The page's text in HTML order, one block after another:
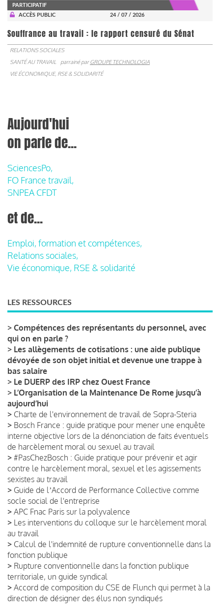
PARTICIPATIF
ACCÈS PUBLIC
24 / 07 / 2026
Souffrance au travail : le rapport censuré du Sénat
RELATIONS SOCIALES
SANTÉ AU TRAVAIL
parrainé parGROUPE TECHNOLOGIA
VIE ÉCONOMIQUE, RSE & SOLIDARITÉ
Aujourd'hui
on parle de...
SciencesPo,
FO France travail,
SNPEA CFDT
et de...
Emploi, formation et compétences,
Relations sociales,
Vie économique, RSE & solidarité
LES RESSOURCES
> Compétences des représentants du personnel, avec
qui on en parle ?
> Les allègements de cotisations : une aide publique
dévoyée de son objet initial et devenue une trappe à
bas salaire
> Le DUERP des IRP chez Ouest France
> L’Organisation de la Maintenance De Rome jusqu’à
aujourd’hui
> Charte de l'environnement de travail de Sopra-Steria
> Bosch France : guide pratique pour mener une enquête
interne objective lors de la dénonciation de faits éventuels
de harcèlement moral ou sexuel au travail
> #PasChezBosch : Guide pratique pour prévenir et agir
contre le harcèlement moral, sexuel et les agissements
sexistes au travail
> Guide de lʼAccord de Performance Collective comme
socle social de l'entreprise
> APC Fnac Paris sur la polyvalence
> Les interventions du colloque sur le harcèlement moral
au travail
> Calcul de l'indemnité de rupture conventionnelle dans la
fonction publique
> Rupture conventionnelle dans la fonction publique
territoriale, un guide syndical
> Accord de composition du CSE de Flunch qui permet à la
direction de désigner des élus non syndiqués